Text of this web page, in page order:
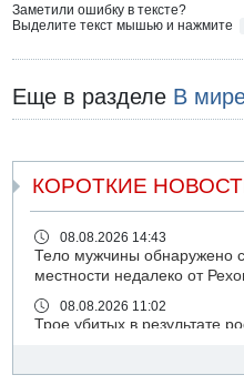
Заметили ошибку в тексте?
Выделите текст мышью и нажмите
Еще в разделе В
КОРОТКИЕ
08.08.2026 14:43
Тело мужчины обнаружено
местности недалеко от
08.08.2026 11:02
Трое убитых в результате
07.08.2026 20:43